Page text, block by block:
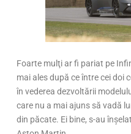
Foarte mulţi ar fi pariat pe
mai ales după ce între cei
în vederea dezvoltării
care nu a mai ajuns să vadă
din păcate. Ei bine, s-au